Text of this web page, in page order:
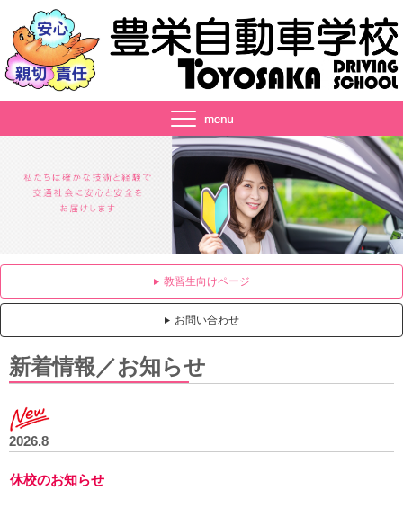
教習生向けページ
お問い合わせ
新着情報／お知らせ
2026.8
休校のお知らせ